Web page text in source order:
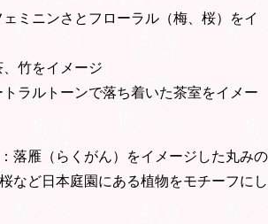
ミニンさとフローラル（梅、桜）をイ
竹をイメージ
トラルトーンで落ち着いた茶室をイメー
落雁（らくがん）をイメージした丸みの
など日本庭園にある植物をモチーフにし